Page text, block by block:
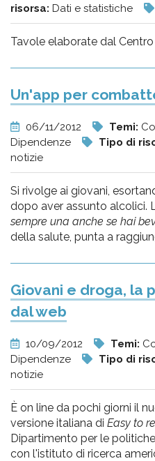
risorsa: Dati e statistiche
Tavole elaborate dal
Un'app per
06/11/2012 Temi:
Dipendenze
Tipo di
notizie
Si rivolge ai giovani,
dopo aver assunto alcolici.
sempre una anche se hai
della salute, punta a
Giovani e droga, la
dal web
10/09/2012 Temi:
Dipendenze
Tipo di
notizie
È on line da pochi giorni il
versione italiana di Easy to
Dipartimento per le
con l'istituto di ricerca